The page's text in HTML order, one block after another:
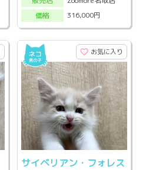
価格
316,000円
お気に入り
サイベリアン・フォレス